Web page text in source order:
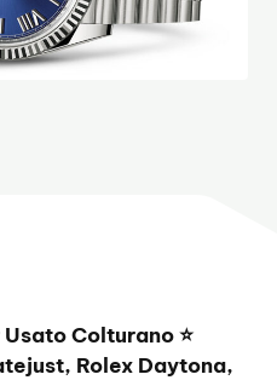
Colturano ⭐
Rolex Daytona,